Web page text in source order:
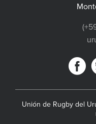
Unión de Rugby del